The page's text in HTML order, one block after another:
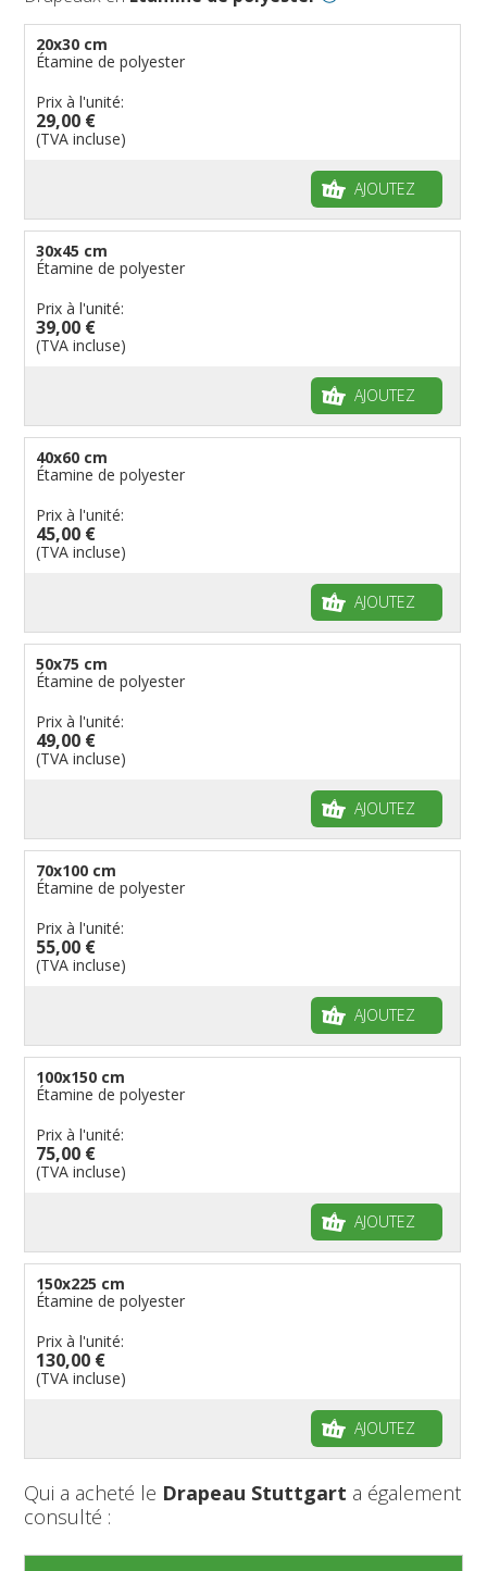
20x30 cm
Étamine de polyester
Prix à l'unité:
29,00 €
(TVA incluse)
AJOUTEZ
30x45 cm
Étamine de polyester
Prix à l'unité:
39,00 €
(TVA incluse)
AJOUTEZ
40x60 cm
Étamine de polyester
Prix à l'unité:
45,00 €
(TVA incluse)
AJOUTEZ
50x75 cm
Étamine de polyester
Prix à l'unité:
49,00 €
(TVA incluse)
AJOUTEZ
70x100 cm
Étamine de polyester
Prix à l'unité:
55,00 €
(TVA incluse)
AJOUTEZ
100x150 cm
Étamine de polyester
Prix à l'unité:
75,00 €
(TVA incluse)
AJOUTEZ
150x225 cm
Étamine de polyester
Prix à l'unité:
130,00 €
(TVA incluse)
AJOUTEZ
Qui a acheté le Drapeau Stuttgart a également
consulté :